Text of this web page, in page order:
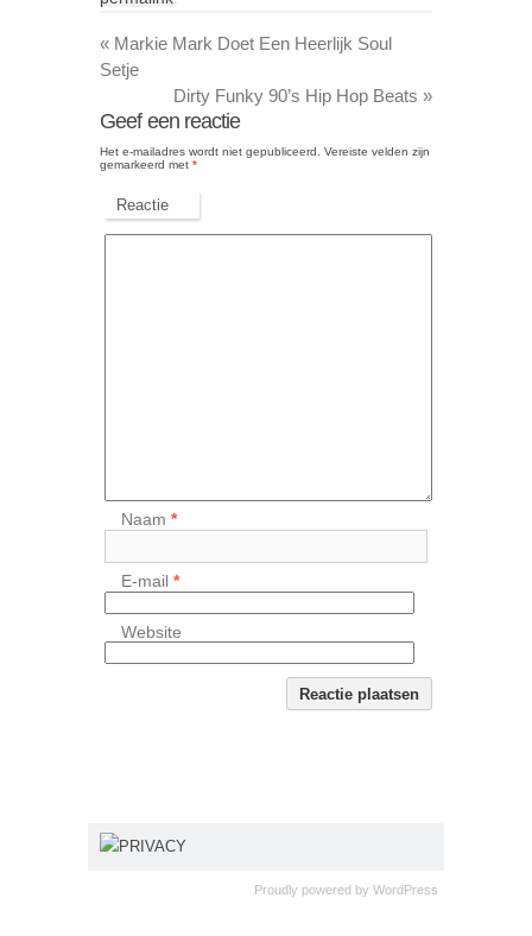
« Markie Mark Doet Een Heerlijk Soul
Setje
Dirty Funky 90’s Hip Hop Beats »
Geef een reactie
Het e-mailadres wordt niet gepubliceerd.
Vereiste velden zijn
gemarkeerd met *
Reactie
Naam*
E-mail*
Website
PRIVACY
Proudly powered by WordPress